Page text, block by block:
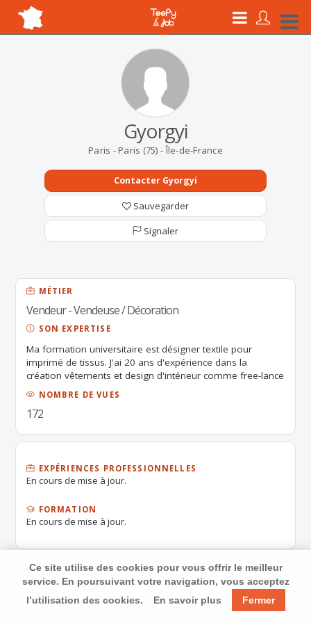
Gyorgyi
Paris - Paris (75) - Île-de-France
Contacter Gyorgyi
Sauvegarder
Signaler
MÉTIER
Vendeur - Vendeuse / Décoration
SON EXPERTISE
Ma formation universitaire est désigner textile pour
imprimé de tissus. J'ai 20 ans d'expérience dans la
création vêtements et design d'intérieur comme free-lance
puis auto-entrepreneur. En parallèle j'ai 10 ans dans la
vente en temps partiel chez CAROLL International, Prêt à
porté femme sur le stand de grand-magasin de Printemps
NOMBRE DE VUES
172
EXPÉRIENCES PROFESSIONNELLES
En cours de mise à jour.
FORMATION
En cours de mise à jour.
Ce site utilise des cookies pour vous offrir le meilleur
service. En poursuivant votre navigation, vous acceptez
l’utilisation des cookies.
En savoir plus Fermer